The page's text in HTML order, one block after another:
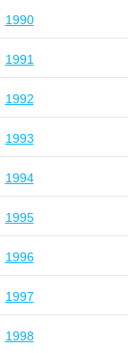
1990
1991
1992
1993
1994
1995
1996
1997
1998